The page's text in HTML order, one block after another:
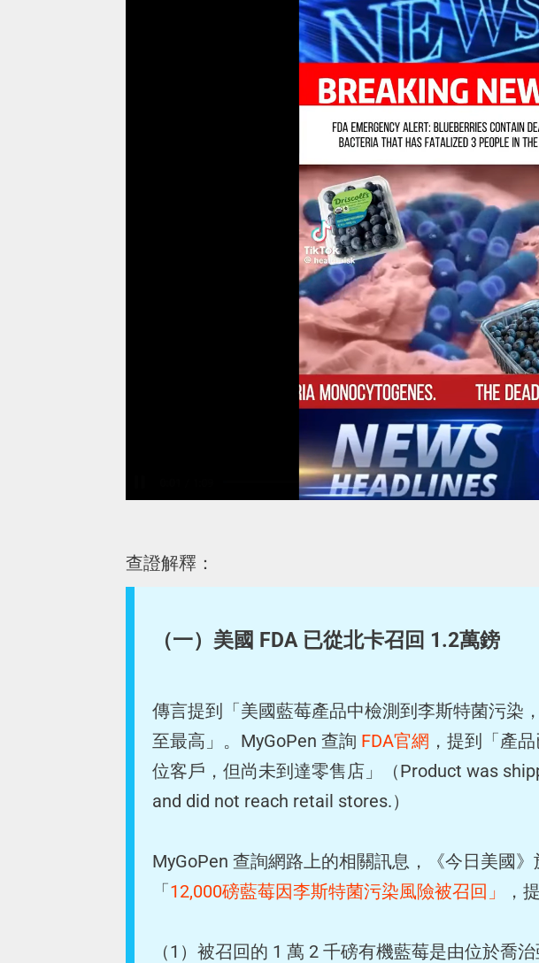
查證解釋：
（一）美國 FDA 已從北卡召回 1.2萬鎊
傳言提到「美國藍莓產品中檢測到李斯特菌污染
至最高」。MyGoPen 查詢 FDA官網 ，提到「產
位客戶，但尚未到達零售店」（Product was
and did not reach retail stores.）
MyGoPen 查詢網路上的相關訊息，《今日美國
「12,000磅藍莓因李斯特菌污染風險被召回」 ，
（1）被召回的 1 萬 2 千磅有機藍莓是由位於喬